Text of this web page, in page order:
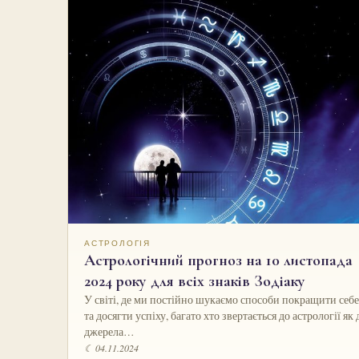
АСТРОЛОГІЯ
Астрологічний прогноз на 10 листопада
2024 року для всіх знаків Зодіаку
У світі, де ми постійно шукаємо способи покращити себе
та досягти успіху, багато хто звертається до астрології як
джерела…
☾ 04.11.2024